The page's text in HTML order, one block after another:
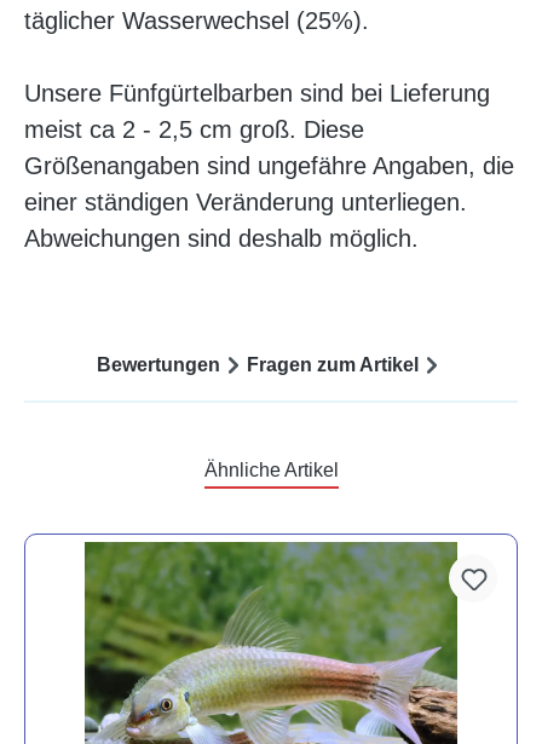
täglicher Wasserwechsel (25%).
Unsere Fünfgürtelbarben sind bei Lieferung
meist ca 2 - 2,5 cm groß. Diese
Größenangaben sind ungefähre Angaben, die
einer ständigen Veränderung unterliegen.
Abweichungen sind deshalb möglich.
Bewertungen Fragen zum Artikel
Ähnliche Artikel